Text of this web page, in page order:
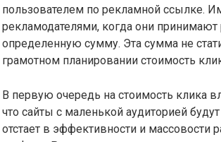
пользователем по рекламной ссылке.
рекламодателями, когда они
определенную сумму. Эта сумма не
грамотном планировании стоимость
В первую очередь на стоимость клика
что сайты с маленькой аудиторией
отстает в эффективности и массовости